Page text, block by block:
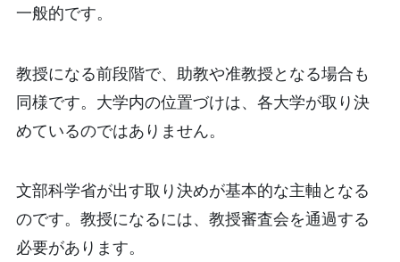
一般的です。
教授になる前段階で、助教や准教授となる場合も
同様です。大学内の位置づけは、各大学が取り決
めているのではありません。
文部科学省が出す取り決めが基本的な主軸となる
のです。教授になるには、教授審査会を通過する
必要があります。